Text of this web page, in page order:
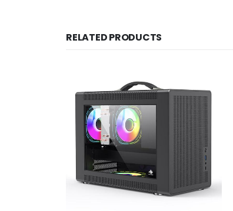
RELATED PRODUCTS